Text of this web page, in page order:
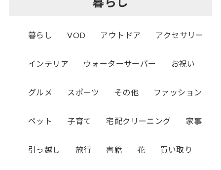
暮らし VOD アウトドア アクセサリー
インテリア ウォーターサーバー お祝い
グルメ スポーツ その他 ファッション
ペット 子育て 宅配クリーニング 家事
引っ越し 旅行 書籍 花 買い取り